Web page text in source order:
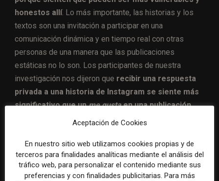
honestos allí. Lo más importante, las historias y los
textos son una invitación a participar en una
comunicación dinámica y en tiempo real con otras
personas de una manera que las publicaciones
estáticas no lo son. Los participantes de nuestra
investigación nos dijeron que recibir una respuesta
privada a una historia de Instagram se siente más
significativo que unme gustaen una publicación.
Para muchas personas, lo que hace que una plataforma
sus opiniones al mundo, sinoque permita
conversaciones íntimas entre las personas en las
que confían».
Aceptación de Cookies
En nuestro sitio web utilizamos cookies propias y de
terceros para finalidades analíticas mediante el análisis del
tráfico web, para personalizar el contenido mediante sus
preferencias y con finalidades publicitarias. Para más